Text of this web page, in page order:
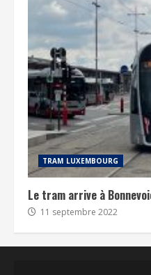
TRAM LUXEMBOURG
Le tram arrive à
11 septembre 2022